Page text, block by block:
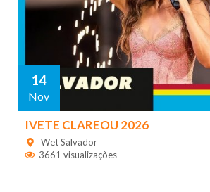
14
Nov
IVETE CLAREOU 2026
Wet Salvador
3661 visualizações